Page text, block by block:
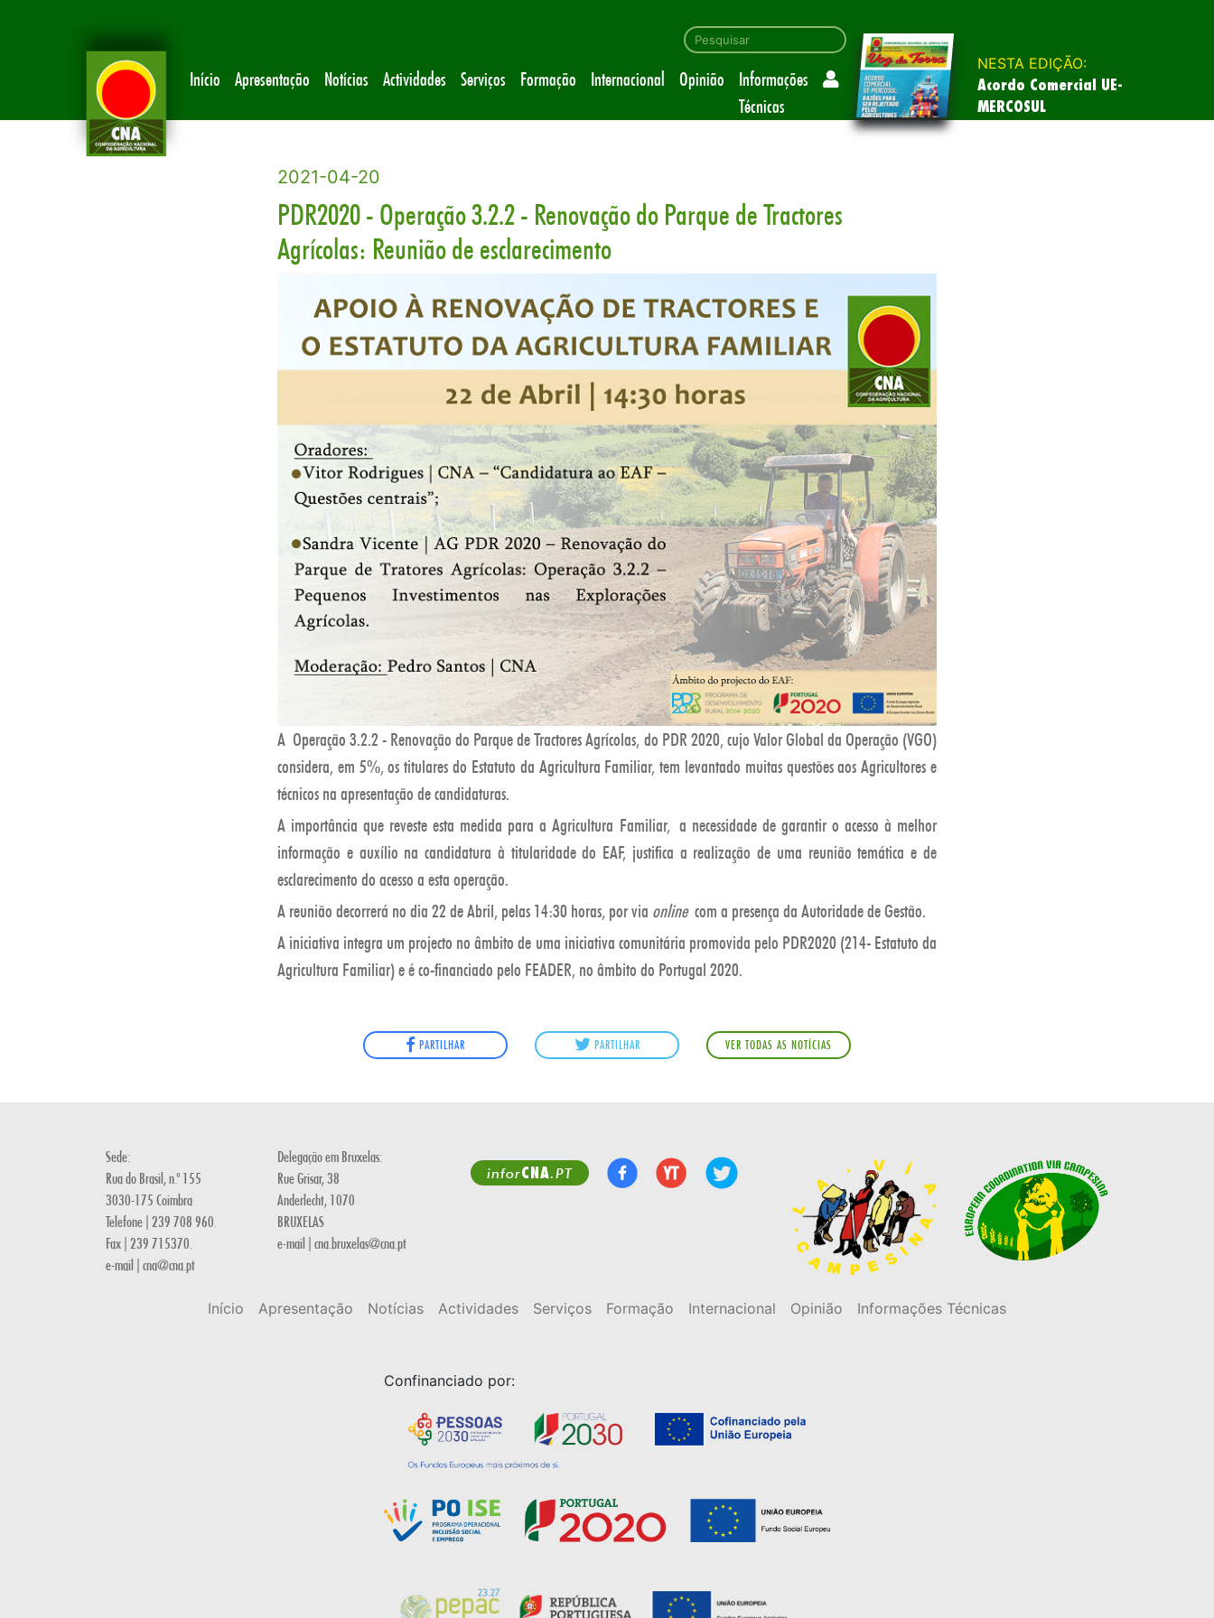
Início Apresentação Notícias Actividades Serviços Formação Internacional Opinião
Informações
Técnicas
NESTA EDIÇÃO:
Acordo Comercial UE-
MERCOSUL
2021-04-20
PDR2020 - Operação 3.2.2 - Renovação do Parque de Tractores
Agrícolas: Reunião de esclarecimento
A Operação 3.2.2 - Renovação do Parque de Tractores Agrícolas, do PDR 2020, cujo Valor Global da Operação (VGO)
considera, em 5%, os titulares do Estatuto da Agricultura Familiar, tem levantado muitas questões aos Agricultores e
técnicos na apresentação de candidaturas.
A importância que reveste esta medida para a Agricultura Familiar, a necessidade de garantir o acesso à melhor
informação e auxílio na candidatura à titularidade do EAF, justifica a realização de uma reunião temática e de
esclarecimento do acesso a esta operação.
A reunião decorrerá no dia 22 de Abril, pelas 14:30 horas, por via onlinecom a presença da Autoridade de Gestão.
A iniciativa integra um projecto no âmbito de uma iniciativa comunitária promovida pelo PDR2020 (214- Estatuto da
Agricultura Familiar) e é co-financiado pelo FEADER, no âmbito do Portugal 2020.
PARTILHAR PARTILHAR VER TODAS AS NOTÍCIAS
Sede:
Rua do Brasil, n.º 155
3030-175 Coimbra
Telefone | 239 708 960.
Fax | 239 715370.
e-mail | cna@cna.pt
Delegação em Bruxelas:
Rue Grisar, 38
Anderlecht, 1070
BRUXELAS
e-mail | cna.bruxelas@cna.pt
inforCNA.PT
Início Apresentação Notícias Actividades Serviços Formação Internacional Opinião Informações Técnicas
Confinanciado por: